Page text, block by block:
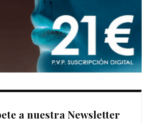
a nuestra Newsletter